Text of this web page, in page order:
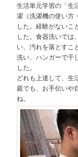
生活単元学習の「生
濯（洗濯機の使い方
した。経験がないこ
した。食器洗いでは
い、汚れを落とすこ
洗い、ハンガーで干
した。
どれも上達して、生
庭でも、お手伝いや
ね。